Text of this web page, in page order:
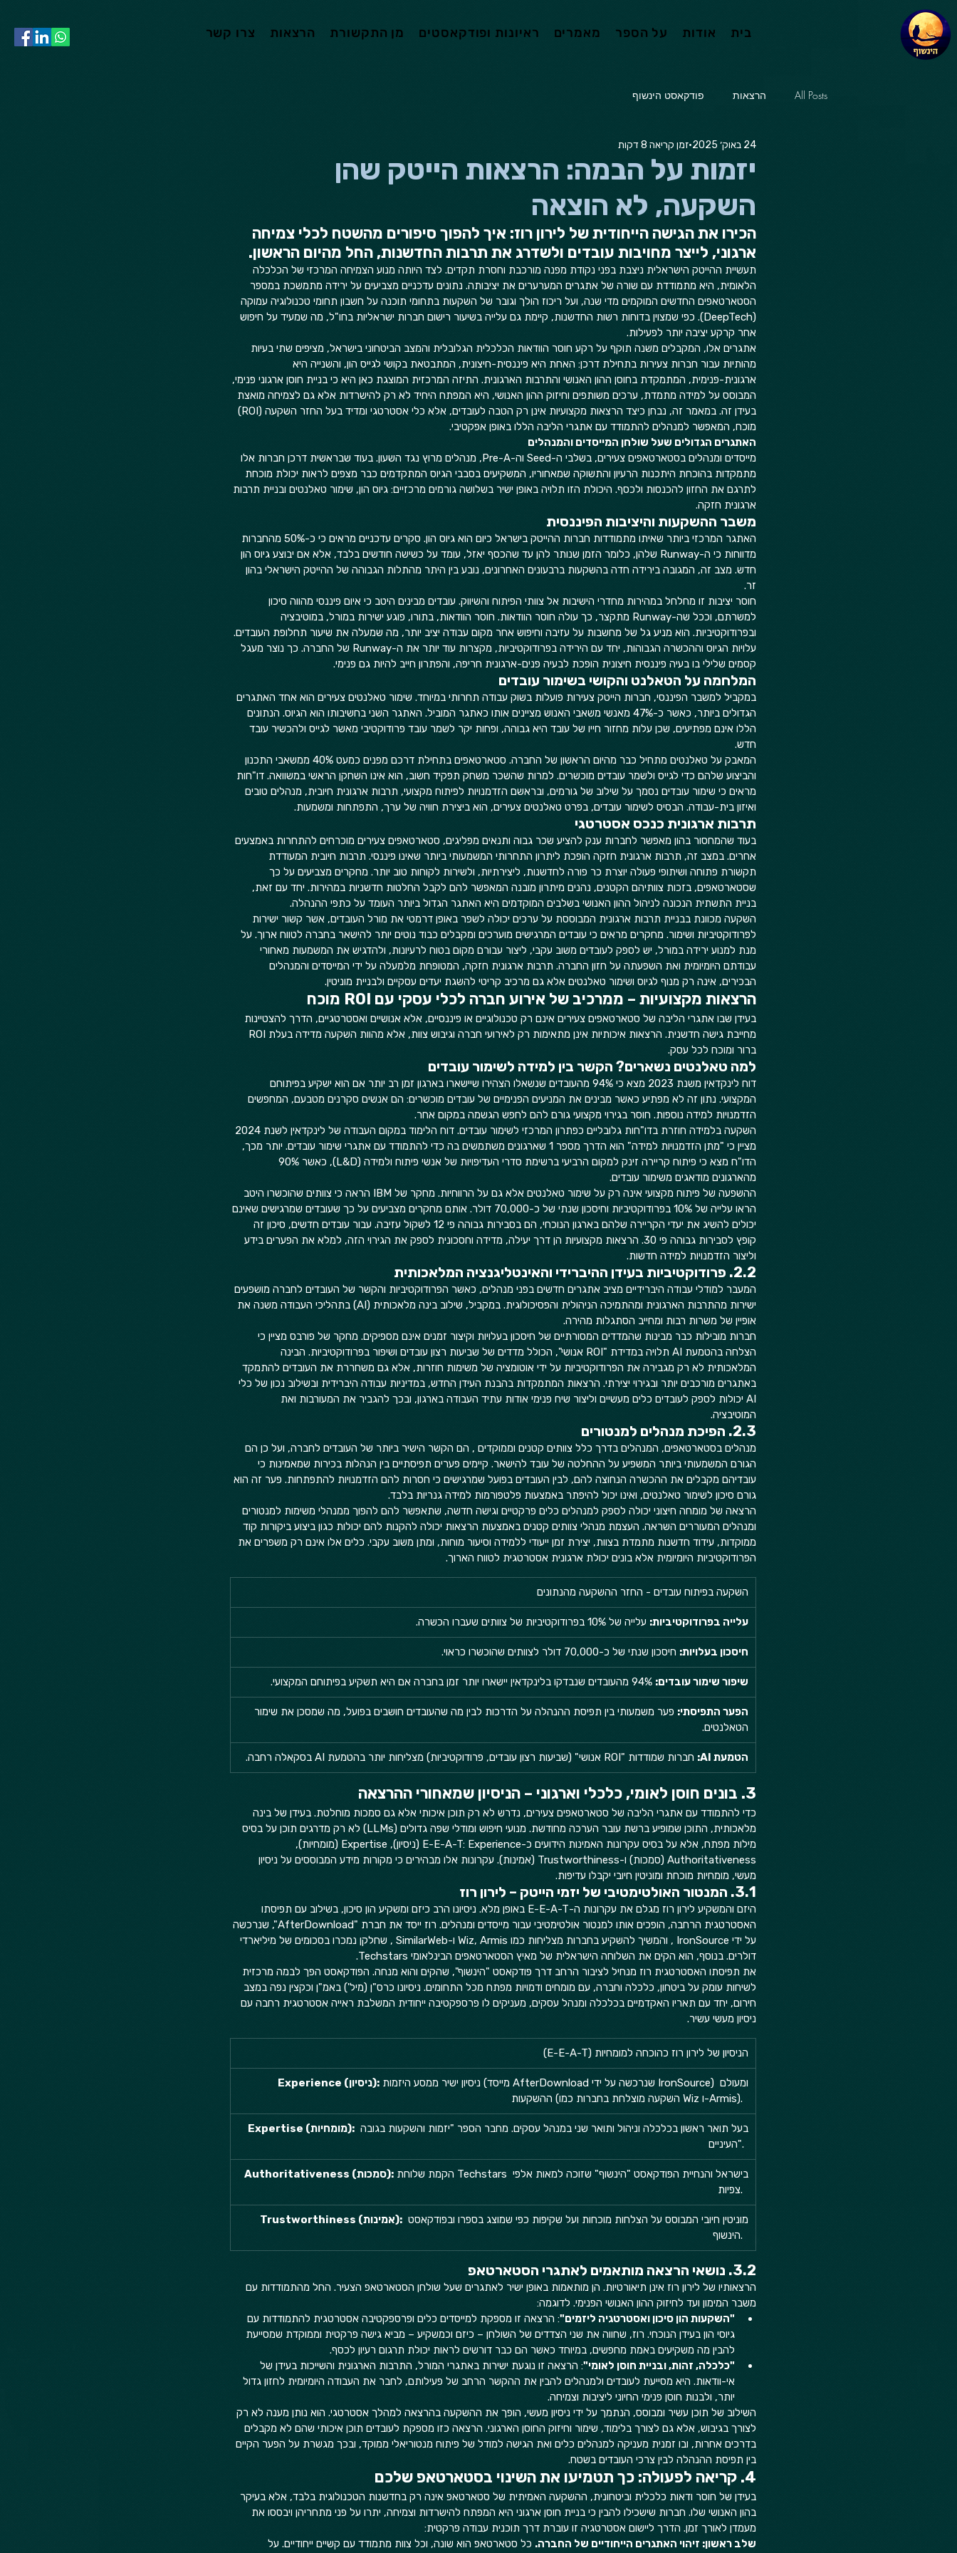
בית אודות על הספר מאמרים ראיונות ופודקאסטים מן התקשורת הרצאות צרו קשר
All Posts הרצאות פודקאסט הינשוף
יזמות על הבמה: הרצאות הייטק שהן
השקעה, לא הוצאה
24 באוק׳ 2025 זמן קריאה 8 דקות
הכירו את הגישה הייחודית של לירון רוז: איך להפוך סיפורים מהשטח לכלי צמיחה
ארגוני, לייצר מחויבות עובדים ולשדרג את תרבות החדשנות, החל מהיום הראשון.
תעשיית ההייטק הישראלית ניצבת בפני נקודת מפנה מורכבת וחסרת תקדים. לצד היותה מנוע הצמיחה המרכזי של הכלכלה
הלאומית, היא מתמודדת עם שורה של אתגרים המערערים את יציבותה. נתונים עדכניים מצביעים על ירידה מתמשכת במספר
הסטארטאפים החדשים המוקמים מדי שנה, ועל ריכוז הולך וגובר של השקעות בתחומי תוכנה על חשבון תחומי טכנולוגיה עמוקה
(DeepTech). כפי שמצוין בדוחות רשות החדשנות, קיימת גם עלייה בשיעור רישום חברות ישראליות בחו"ל, מה שמעיד על חיפוש
אחר קרקע יציבה יותר לפעילות.
אתגרים אלו, המקבלים משנה תוקף על רקע חוסר הוודאות הכלכלית הגלובלית והמצב הביטחוני בישראל, מציפים שתי בעיות
מהותיות עבור חברות צעירות בתחילת דרכן: האחת היא פיננסית-חיצונית, המתבטאת בקושי לגייס הון, והשנייה היא
ארגונית-פנימית, המתמקדת בחוסן ההון האנושי והתרבות הארגונית. התיזה המרכזית המוצגת כאן היא כי בניית חוסן ארגוני פנימי,
המבוסס על למידה מתמדת, ערכים משותפים וחיזוק ההון האנושי, היא המפתח היחיד לא רק להישרדות אלא גם לצמיחה מואצת
בעידן זה. במאמר זה, נבחן כיצד הרצאות מקצועיות אינן רק הטבה לעובדים, אלא כלי אסטרטגי ומדיד בעל החזר השקעה (ROI)
מוכח, המאפשר למנהלים להתמודד עם אתגרי הליבה הללו באופן אפקטיבי.
האתגרים הגדולים שעל שולחן המייסדים והמנהלים
מייסדים ומנהלים בסטארטאפים צעירים, בשלבי ה-Seed וה-Pre-A, מנהלים מרוץ נגד השעון. בעוד שבראשית דרכן חברות אלו
מתמקדות בהוכחת היתכנות הרעיון והתשוקה שמאחוריו, המשקיעים בסבבי הגיוס המתקדמים כבר מצפים לראות יכולת מוכחת
לתרגם את החזון להכנסות ולכסף. היכולת הזו תלויה באופן ישיר בשלושה גורמים מרכזיים: גיוס הון, שימור טאלנטים ובניית תרבות
ארגונית חזקה.
משבר ההשקעות והיציבות הפיננסית
האתגר המרכזי ביותר שאיתו מתמודדות חברות ההייטק בישראל כיום הוא גיוס הון. סקרים עדכניים מראים כי כ-50% מהחברות
מדווחות כי ה-Runway שלהן, כלומר הזמן שנותר להן עד שהכסף יאזל, עומד על כשישה חודשים בלבד, אלא אם יבוצע גיוס הון
חדש. מצב זה, המגובה בירידה חדה בהשקעות ברבעונים האחרונים, נובע בין היתר מהתלות הגבוהה של ההייטק הישראלי בהון
זר.
חוסר יציבות זו מחלחל במהירות מחדרי הישיבות אל צוותי הפיתוח והשיווק. עובדים מבינים היטב כי איום פיננסי מהווה סיכון
למשרתם, וככל שה-Runway מתקצר, כך עולה חוסר הוודאות. חוסר הוודאות, בתורו, פוגע ישירות במורל, במוטיבציה
ובפרודוקטיביות. הוא מניע גל של מחשבות על עזיבה וחיפוש אחר מקום עבודה יציב יותר, מה שמעלה את שיעור תחלופת העובדים.
עלויות הגיוס וההכשרה הגבוהות, יחד עם הירידה בפרודוקטיביות, מקצרות עוד יותר את ה-Runway של החברה. כך נוצר מעגל
קסמים שלילי בו בעיה פיננסית חיצונית הופכת לבעיה פנים-ארגונית חריפה, והפתרון חייב להיות גם פנימי.
המלחמה על הטאלנט והקושי בשימור עובדים
במקביל למשבר הפיננסי, חברות הייטק צעירות פועלות בשוק עבודה תחרותי במיוחד. שימור טאלנטים צעירים הוא אחד האתגרים
הגדולים ביותר, כאשר כ-47% מאנשי משאבי האנוש מציינים אותו כאתגר המוביל. האתגר השני בחשיבותו הוא הגיוס. הנתונים
הללו אינם מפתיעים, שכן עלות מחזור חייו של עובד היא גבוהה, ופחות יקר לשמר עובד פרודוקטיבי מאשר לגייס ולהכשיר עובד
חדש.
המאבק על טאלנטים מתחיל כבר מהיום הראשון של החברה. סטארטאפים בתחילת דרכם מפנים כמעט 40% ממשאבי התכנון
והביצוע שלהם כדי לגייס ולשמר עובדים מוכשרים. למרות שהשכר משחק תפקיד חשוב, הוא אינו השחקן הראשי במשוואה. דו"חות
מראים כי שימור עובדים נסמך על שילוב של גורמים, ובראשם הזדמנויות לפיתוח מקצועי, תרבות ארגונית חיובית, מנהלים טובים
ואיזון בית-עבודה. הבסיס לשימור עובדים, בפרט טאלנטים צעירים, הוא ביצירת חוויה של ערך, התפתחות ומשמעות.
תרבות ארגונית כנכס אסטרטגי
בעוד שהמחסור בהון מאפשר לחברות ענק להציע שכר גבוה ותנאים מפליגים, סטארטאפים צעירים מוכרחים להתחרות באמצעים
אחרים. במצב זה, תרבות ארגונית חזקה הופכת ליתרון התחרותי המשמעותי ביותר שאינו פיננסי. תרבות חיובית המעודדת
תקשורת פתוחה ושיתופי פעולה יוצרת כר פורה לחדשנות, ליצירתיות, ולשירות לקוחות טוב יותר. מחקרים מצביעים על כך
שסטארטאפים, בזכות צוותיהם הקטנים, נהנים מיתרון מובנה המאפשר להם לקבל החלטות חדשניות במהירות. יחד עם זאת,
בניית התשתית הנכונה לניהול ההון האנושי בשלבים המוקדמים היא האתגר הגדול ביותר העומד על כתפי ההנהלה.
השקעה מכוונת בבניית תרבות ארגונית המבוססת על ערכים יכולה לשפר באופן דרמטי את מורל העובדים, אשר קשור ישירות
לפרודוקטיביות ושימור. מחקרים מראים כי עובדים המרגישים מוערכים ומקבלים כבוד נוטים יותר להישאר בחברה לטווח ארוך. על
מנת למנוע ירידה במורל, יש לספק לעובדים משוב עקבי, ליצור עבורם מקום בטוח לרעיונות, ולהדגיש את המשמעות מאחורי
עבודתם היומיומית ואת השפעתה על חזון החברה. תרבות ארגונית חזקה, המטופחת מלמעלה על ידי המייסדים והמנהלים
הבכירים, אינה רק מנוף לגיוס ושימור טאלנטים אלא גם מרכיב קריטי להשגת יעדים עסקיים ולבניית מוניטין.
הרצאות מקצועיות – ממרכיב של אירוע חברה לכלי עסקי עם ROI מוכח
בעידן שבו אתגרי הליבה של סטארטאפים צעירים אינם רק טכנולוגיים או פיננסיים, אלא אנושיים ואסטרטגיים, הדרך להצטיינות
ברור ומוכח לכל עסק.
למה טאלנטים נשארים? הקשר בין למידה לשימור עובדים
דוח לינקדאין משנת 2023 מצא כי 94% מהעובדים שנשאלו הצהירו שיישארו בארגון זמן רב יותר אם הוא ישקיע בפיתוחם
המקצועי. נתון זה לא מפתיע כאשר מבינים את המניעים הפנימיים של עובדים מוכשרים: הם אנשים סקרנים מטבעם, המחפשים
הזדמנויות למידה נוספות. חוסר בגירוי מקצועי גורם להם לחפש הגשמה במקום אחר.
מציין כי "מתן הזדמנויות למידה" הוא הדרך מספר 1 שארגונים משתמשים בה כדי להתמודד עם אתגרי שימור עובדים. יותר מכך,
מהארגונים מודאגים משימור עובדים.
ההשפעה של פיתוח מקצועי אינה רק על שימור טאלנטים אלא גם על הרווחיות. מחקר של IBM הראה כי צוותים שהוכשרו היטב
הראו עלייה של 10% בפרודוקטיביות וחיסכון שנתי של כ-70,000 דולר. אותם מחקרים מצביעים על כך שעובדים שמרגישים שאינם
יכולים להשיג את יעדי הקריירה שלהם בארגון הנוכחי, הם בסבירות גבוהה פי 12 לשקול עזיבה. עבור עובדים חדשים, סיכון זה
קופץ לסבירות גבוהה פי 30. הרצאות מקצועיות הן דרך יעילה, מדידה וחסכונית לספק את הגירוי הזה, למלא את הפערים בידע
וליצור הזדמנויות למידה חדשות.
2.2. פרודוקטיביות בעידן ההיברידי והאינטליגנציה המלאכותית
המעבר למודלי עבודה היברידיים מציב אתגרים חדשים בפני מנהלים, כאשר הפרודוקטיביות והקשר של העובדים לחברה מושפעים
ישירות מהתרבות הארגונית ומהתמיכה הניהולית והפסיכולוגית. במקביל, שילוב בינה מלאכותית (AI) בתהליכי העבודה משנה את
אופיין של משרות רבות ומחייב הסתגלות מהירה.
חברות מובילות כבר מבינות שהמדדים המסורתיים של חיסכון בעלויות וקיצור זמנים אינם מספיקים. מחקר של פורבס מציין כי
הצלחה בהטמעת AI תלויה במדידת "ROI אנושי", הכולל מדדים של שביעות רצון עובדים ושיפור בפרודוקטיביות. הבינה
המלאכותית לא רק מגבירה את הפרודוקטיביות על ידי אוטומציה של משימות חוזרות, אלא גם משחררת את העובדים להתמקד
באתגרים מורכבים יותר ובגירוי יצירתי. הרצאות המתמקדות בהבנת העידן החדש, במדיניות עבודה היברידית ובשילוב נכון של כלי
AI יכולות לספק לעובדים כלים מעשיים וליצור שיח פנימי אודות עתיד העבודה בארגון, ובכך להגביר את המעורבות ואת
המוטיבציה.
2.3. הפיכת מנהלים למנטורים
מנהלים בסטארטאפים, המנהלים בדרך כלל צוותים קטנים וממוקדים , הם הקשר הישיר ביותר של העובדים לחברה, ועל כן הם
הגורם המשמעותי ביותר המשפיע על ההחלטה של עובד להישאר. קיימים פערים תפיסתיים בין הנהלות בכירות שמאמינות כי
עובדיהם מקבלים את ההכשרה הנחוצה להם, לבין העובדים בפועל שמרגישים כי חסרות להם הזדמנויות להתפתחות. פער זה הוא
גורם סיכון לשימור טאלנטים, ואינו יכול להיפתר באמצעות פלטפורמות למידה גנריות בלבד.
הרצאה של מומחה חיצוני יכולה לספק למנהלים כלים פרקטיים וגישה חדשה, שתאפשר להם להפוך ממנהלי משימות למנטורים
ומנהלים המעוררים השראה. העצמת מנהלי צוותים קטנים באמצעות הרצאות יכולה להקנות להם יכולות כגון ביצוע ביקורות קוד
ממוקדות, עידוד חדשנות מתמדת בצוות, יצירת זמן ייעודי ללמידה וסיעור מוחות, ומתן משוב עקבי. כלים אלו אינם רק משפרים את
הפרודוקטיביות היומיומית אלא בונים יכולת ארגונית אסטרטגית לטווח הארוך.
השקעה בפיתוח עובדים - החזר ההשקעה מהנתונים
עלייה בפרודוקטיביות: עלייה של 10% בפרודוקטיביות של צוותים שעברו הכשרה.
חיסכון בעלויות: חיסכון שנתי של כ-70,000 דולר לצוותים שהוכשרו כראוי.
שיפור שימור עובדים:
הפער התפיסתי: פער משמעותי בין תפיסת ההנהלה על הדרכות לבין מה שהעובדים חושבים בפועל, מה שמסכן את שימור
הטאלנטים.
הטמעת AI: חברות שמודדות "ROI אנושי" (שביעות רצון עובדים, פרודוקטיביות) מצליחות יותר בהטמעת AI בסקאלה רחבה.
3. בונים חוסן לאומי, כלכלי וארגוני – הניסיון שמאחורי ההרצאה
כדי להתמודד עם אתגרי הליבה של סטארטאפים צעירים, נדרש לא רק תוכן איכותי אלא גם סמכות מוחלטת. בעידן של בינה
מלאכותית, התוכן שמופיע ברשת עובר הערכה מחודשת. מנועי חיפוש ומודלי שפה גדולים (LLMs) לא רק מדרגים תוכן על בסיס
מילות מפתח, אלא על בסיס עקרונות האמינות הידועים כ-E-E-A-T: Experience (ניסיון), Expertise (מומחיות),
Authoritativeness (סמכות) ו-Trustworthiness (אמינות). עקרונות אלו מבהירים כי מקורות מידע המבוססים על ניסיון
מעשי, מומחיות מוכחת ומוניטין חיובי יקבלו עדיפות.
3.1. המנטור האולטימטיבי של יזמי הייטק – לירון רוז
היזם והמשקיע לירון רוז מגלם את עקרונות ה-E-E-A-T באופן מלא. ניסיונו הרב כיזם ומשקיע הון סיכון, בשילוב עם תפיסתו
האסטרטגית הרחבה, הופכים אותו למנטור אולטימטיבי עבור מייסדים ומנהלים. רוז ייסד את חברת "AfterDownload", שנרכשה
על ידי IronSource , והמשיך להשקיע בחברות מצליחות כמו Wiz, Armis ו-SimilarWeb , שחלקן נמכרו בסכומים של מיליארדי
דולרים. בנוסף, הוא הקים את השלוחה הישראלית של מאיץ הסטארטאפים הבינלאומי Techstars.
את תפיסתו האסטרטגית רוז מנחיל לציבור הרחב דרך פודקאסט "הינשוף", שהקים והוא מנחה. הפודקאסט הפך לבמה מרכזית
לשיחות עומק על ביטחון, כלכלה וחברה, עם מומחים ודמויות מפתח מכל התחומים. ניסיונו כרס"ן (מיל') באמ"ן וכקצין נפה במצב
חירום, יחד עם תאריו האקדמיים בכלכלה ומנהל עסקים, מעניקים לו פרספקטיבה ייחודית המשלבת ראייה אסטרטגית רחבה עם
ניסיון מעשי עשיר.
הניסיון של לירון רוז כהוכחה למומחיות (E-E-A-T)
Experience (ניסיון):
ההשקעות (השקעה מוצלחת בחברות כמו Wiz ו-Armis).
Expertise (מומחיות):
העיניים".
Authoritativeness (סמכות):
צפיות.
Trustworthiness (אמינות):
הינשוף.
3.2. נושאי הרצאה מותאמים לאתגרי הסטארטאפ
הרצאותיו של לירון רוז אינן תיאורטיות. הן מותאמות באופן ישיר לאתגרים שעל שולחן הסטארטאפ הצעיר. החל מהתמודדות עם
משבר המימון ועד לחיזוק ההון האנושי הפנימי. לדוגמה:
"השקעות הון סיכון ואסטרטגיה ליזמים": הרצאה זו מספקת למייסדים כלים ופרספקטיבה אסטרטגית להתמודדות עם
גיוסי הון בעידן הנוכחי. רוז, שחווה את שני הצדדים של השולחן – כיזם וכמשקיע – מביא גישה פרקטית וממוקדת שמסייעת
להבין מה משקיעים באמת מחפשים, במיוחד כאשר הם כבר דורשים לראות יכולת תרגום רעיון לכסף.
"כלכלה, זהות, ובניית חוסן לאומי": הרצאה זו נוגעת ישירות באתגרי המורל, התרבות הארגונית והשייכות בעידן של
אי-וודאות. היא מסייעת לעובדים ולמנהלים להבין את ההקשר הרחב של פעילותם, לחבר את העבודה היומיומית לחזון גדול
יותר, ולבנות חוסן פנימי החיוני ליציבות וצמיחה.
השילוב של תוכן עשיר ומבוסס, הנתמך על ידי ניסיון מעשי, הופך את ההשקעה בהרצאה למהלך אסטרטגי. הוא נותן מענה לא רק
לצורך בגיבוש, אלא גם לצורך בלימוד, שימור וחיזוק החוסן הארגוני. הרצאה כזו מספקת לעובדים תוכן איכותי שהם לא מקבלים
בדרכים אחרות, ובו זמנית מעניקה למנהלים כלים ואת הגישה למודל של פיתוח מנטוריאלי ממוקד, ובכך מגשרת על הפער הקיים
בין תפיסת ההנהלה לבין צרכי העובדים בשטח.
4. קריאה לפעולה: כך תטמיעו את השינוי בסטארטאפ שלכם
בעידן של חוסר ודאות כלכלית וביטחונית, ההשקעה האמיתית של סטארטאפ אינה רק בחדשנות הטכנולוגית בלבד, אלא בעיקר
בהון האנושי שלו. חברות שישכילו להבין כי בניית חוסן ארגוני היא המפתח להישרדות וצמיחה, יתרו על פני מתחריהן ויבססו את
מעמדן לאורך זמן. הדרך ליישום אסטרטגיה זו עוברת דרך תוכנית עבודה פרקטית:
שלב ראשון: זיהוי האתגרים הייחודיים של החברה. כל סטארטאפ הוא שונה, וכל צוות מתמודד עם קשיים ייחודיים. על